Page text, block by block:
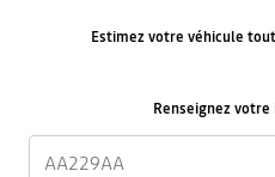
Estimez votre véhicule
Renseignez